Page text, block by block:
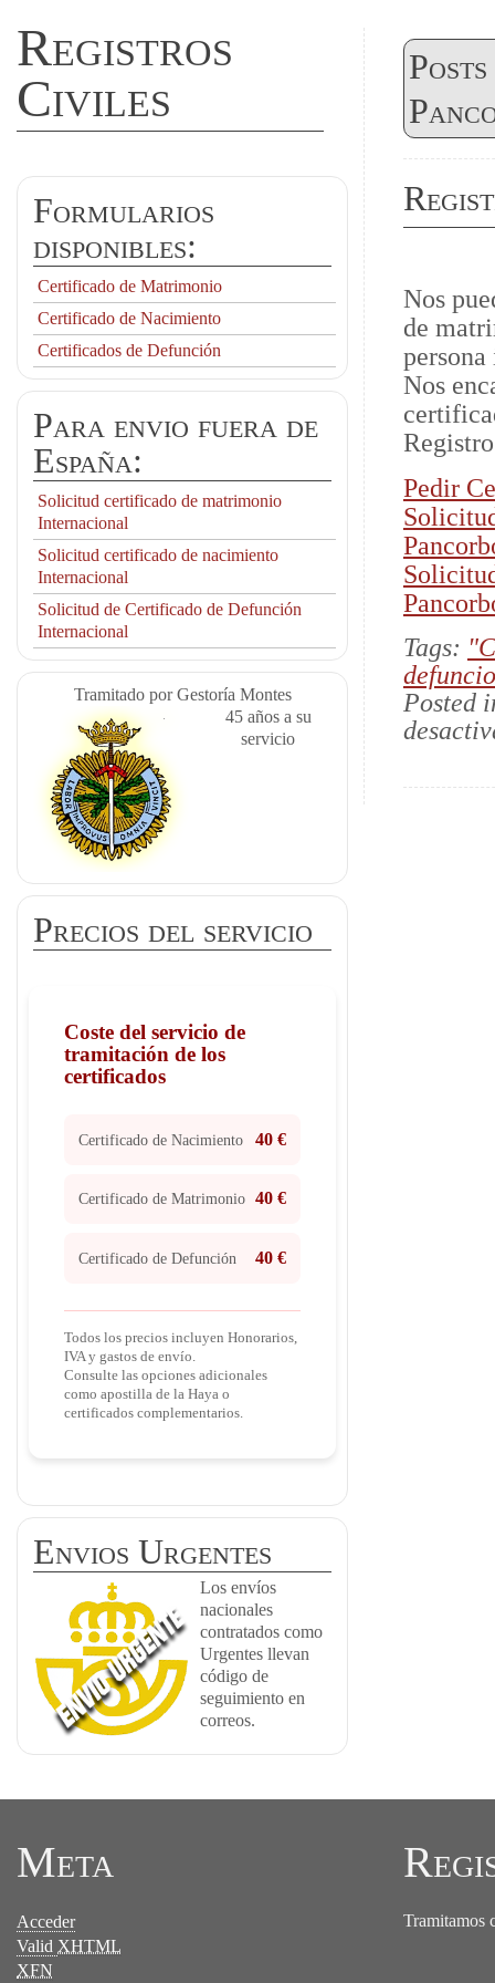
Registros
Civiles
Nos
de
Nos
Pedir
Tags:
Posted
Formularios
disponibles:
Certificado de Matrimonio
Certificado de Nacimiento
Certificados de Defunción
Para envio fuera de
España:
Solicitud certificado de matrimonio
Internacional
Solicitud certificado de nacimiento
Internacional
Solicitud de Certificado de Defunción
Internacional
Tramitado por Gestoría Montes
45 años a su
servicio
Precios del servicio
Coste del servicio de
tramitación de los
certificados
Certificado de Nacimiento 40 €
Certificado de Matrimonio 40 €
Certificado de Defunción 40 €
Todos los precios incluyen Honorarios,
IVA y gastos de envío.
Consulte las opciones adicionales
como apostilla de la Haya o
certificados complementarios.
Envios Urgentes
Los envíos
nacionales
contratados como
Urgentes llevan
código de
seguimiento en
correos.
Meta
Acceder
Valid XHTML
XFN
Tramitamos